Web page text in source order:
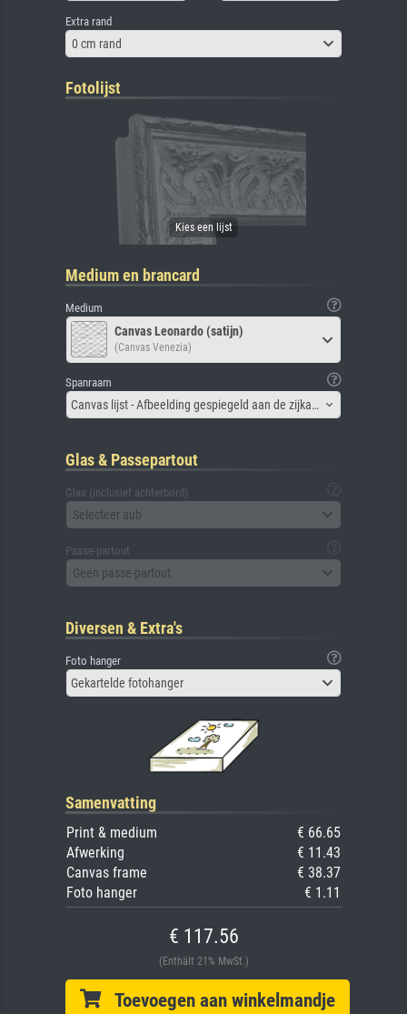
Extra rand
0 cm rand
Fotolijst
Medium en brancard
Medium
Canvas Leonardo (satijn)
(Canvas Venezia)
Spanraam
Canvas lijst - Afbeelding gespiegeld aan de zijkant
Glas & Passepartout
Glas (inclusief achterbord)
Selecteer aub
Passe-partout
Geen passe-partout
Diversen & Extra's
Foto hanger
Gekartelde fotohanger
Samenvatting
Print & medium
€ 66.65
Afwerking
€ 11.43
Canvas frame
€ 38.37
Foto hanger
€ 1.11
€ 117.56
(Enthält 21% MwSt.)
Toevoegen aan winkelmandje